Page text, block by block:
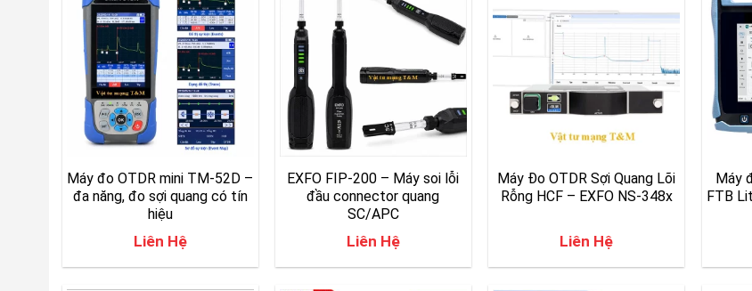
Máy đo OTDR mini TM-52D –
đa năng, đo sợi quang có tín
hiệu
Liên Hệ
EXFO FIP-200 – Máy soi lỗi
đầu connector quang
SC/APC
Liên Hệ
Máy Đo OTDR Sợi Quang Lõi
Rỗng HCF – EXFO NS-348x
Liên Hệ
Máy
FTB